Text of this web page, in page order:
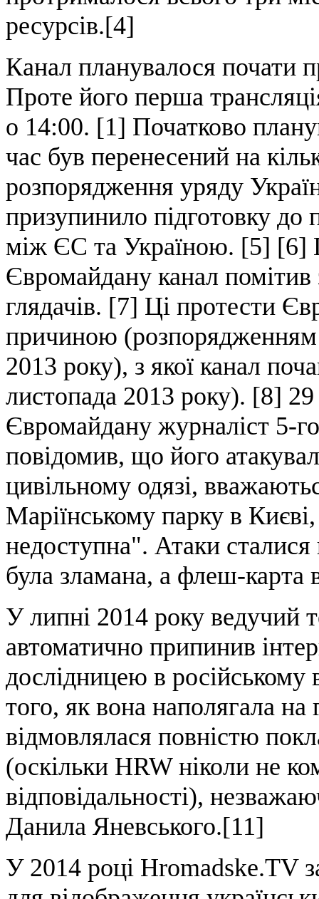
ресурсів.[4]
Канал планувалося почати
Проте його перша
о 14:00. [1] Початково
час був перенесений на
розпорядження уряду
призупинило підготовку до
між ЄС та Україною. [5] [6]
Євромайдану канал помітив
глядачів. [7] Ці протести
причиною (розпорядженням
2013 року), з якої канал
листопада 2013 року). [8]
Євромайдану журналіст 5-
повідомив, що його
цивільному одязі,
Маріїнському парку в
недоступна". Атаки
була зламана, а флеш-карта
У липні 2014 року ведучий
автоматично припинив
дослідницею в
того, як вона наполягала на
відмовлялася повністю
(оскільки HRW ніколи не
відповідальності),
Данила Яневського.[11]
У 2014 році Hromadske.TV